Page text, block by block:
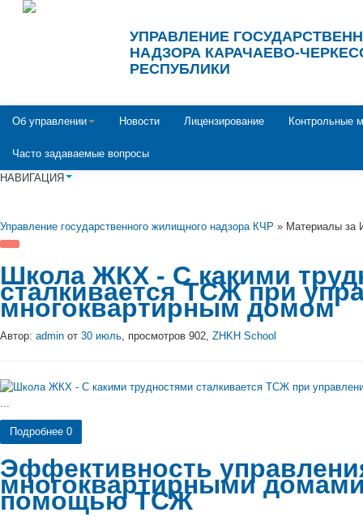
УПРАВЛЕНИЕ
НАДЗОРА КАРАЧАЕВО-
РЕСПУБЛИКИ
Об управлении Новости Лицензирование Контрольные
Часто задаваемые вопросы
НАВИГАЦИЯ
Управление государственного жилищного надзора КЧР » Материалы за
Школа ЖКХ - С какими
сталкивается ТСЖ при
многоквартирным домом
Автор: admin от 30 июль, просмотров 902, ZHKH School
Подробнее 0
Эффективность
многоквартирными
помощью ТСЖ